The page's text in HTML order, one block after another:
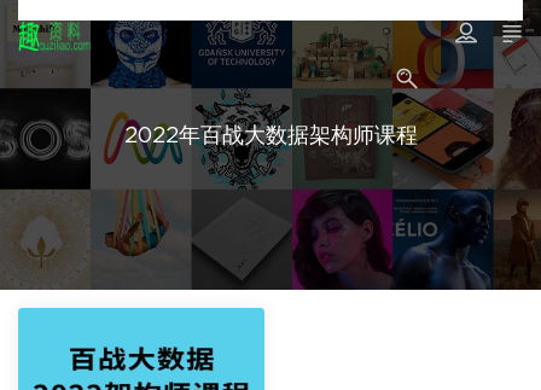
2022年百战大数据架构师课程